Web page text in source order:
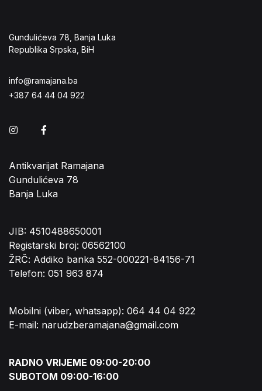
Gundulićeva 78, Banja Luka
Republika Srpska, BiH
info@ramajana.ba
+387 64 44 04 922
Instagram
Antikvarijat Ramajana
Gundulićeva 78
Banja Luka
JIB: 4510488650001
Registarski broj: 06562100
ŽRČ: Addiko banka 552-000221-84156-71
Telefon: 051 963 874
Mobilni (viber, whatsapp): 064 44 04 922
E-mail: narudzberamajana@gmail.com
RADNO VRIJEME 09:00-20:00
SUBOTOM 09:00-16:00